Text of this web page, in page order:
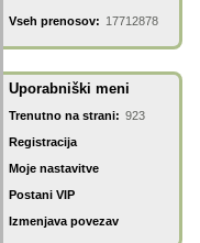
Vseh prenosov: 17712878
Uporabniški meni
Trenutno na strani: 923
Registracija
Moje nastavitve
Postani VIP
Izmenjava povezav